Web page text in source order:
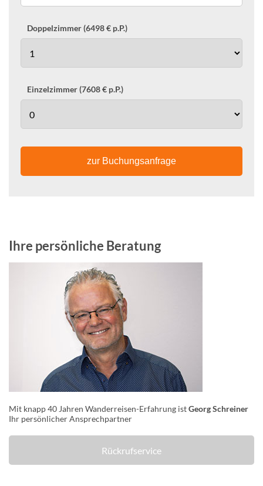
Doppelzimmer (6498 € p.P.)
Einzelzimmer (7608 € p.P.)
zur Buchungsanfrage
Ihre persönliche Beratung
Mit knapp 40 Jahren Wanderreisen-Erfahrung istGeorg Schreiner
Ihr persönlicher Ansprechpartner
Rückrufservice